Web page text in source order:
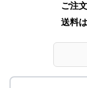
ご注
送料